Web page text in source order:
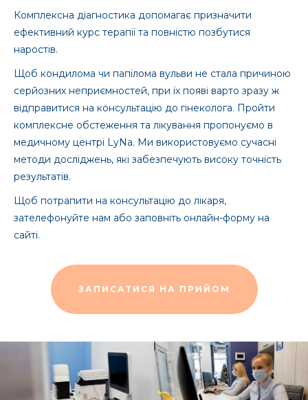
Комплексна діагностика допомагає призначити
ефективний курс терапії та повністю позбутися
наростів.
Щоб кондилома чи папілома вульви не стала причиною
серйозних неприємностей, при їх появі варто зразу ж
відправитися на консультацію до гінеколога. Пройти
комплексне обстеження та лікування пропонуємо в
медичному центрі LyNa. Ми використовуємо сучасні
методи досліджень, які забезпечують високу точність
результатів.
Щоб потрапити на консультацію до лікаря,
зателефонуйте нам або заповніть онлайн-форму на
сайті.
ЗАПИСАТИСЯ НА ПРИЙОМ